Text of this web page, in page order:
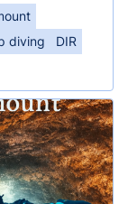
diving
DIR